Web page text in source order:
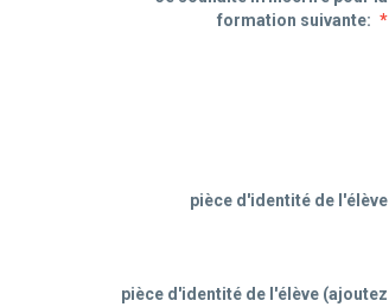
formation suivante:
pièce d'identité de l'élève
pièce d'identité de l'élève (ajoutez